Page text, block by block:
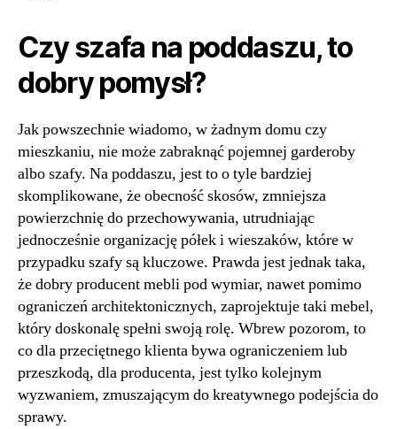
Czy szafa na poddaszu, to
dobry pomysł?
Jak powszechnie wiadomo, w żadnym domu czy
mieszkaniu, nie może zabraknąć pojemnej garderoby
albo szafy. Na poddaszu, jest to o tyle bardziej
skomplikowane, że obecność skosów, zmniejsza
powierzchnię do przechowywania, utrudniając
jednocześnie organizację półek i wieszaków, które w
przypadku szafy są kluczowe. Prawda jest jednak taka,
że dobry producent mebli pod wymiar, nawet pomimo
ograniczeń architektonicznych, zaprojektuje taki mebel,
który doskonalę spełni swoją rolę. Wbrew pozorom, to
co dla przeciętnego klienta bywa ograniczeniem lub
przeszkodą, dla producenta, jest tylko kolejnym
wyzwaniem, zmuszającym do kreatywnego podejścia do
sprawy.